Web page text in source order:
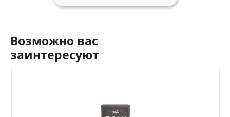
Возможно вас
заинтересуют